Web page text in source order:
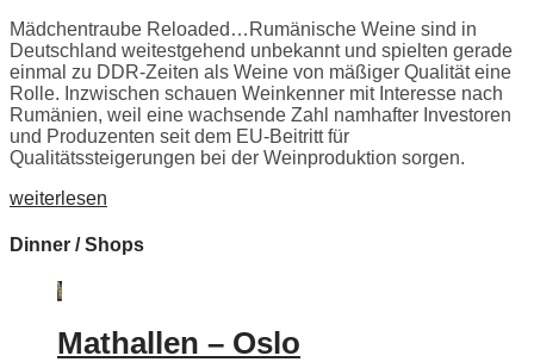
Mädchentraube Reloaded…Rumänische Weine sind in
Deutschland weitestgehend unbekannt und spielten gerade
einmal zu DDR-Zeiten als Weine von mäßiger Qualität eine
Rolle. Inzwischen schauen Weinkenner mit Interesse nach
Rumänien, weil eine wachsende Zahl namhafter Investoren
und Produzenten seit dem EU-Beitritt für
Qualitätssteigerungen bei der Weinproduktion sorgen.
weiterlesen
Dinner / Shops
Mathallen – Oslo